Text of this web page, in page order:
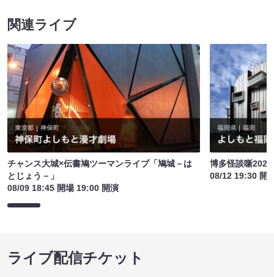
関連ライブ
チャンス大城×伝書鳩ツーマンライブ「鳩城－は
とじょう－」
08/09 18:45 開場 19:00 開演
博多怪談噺2026
08/12 19:30 開
ライブ配信チケット